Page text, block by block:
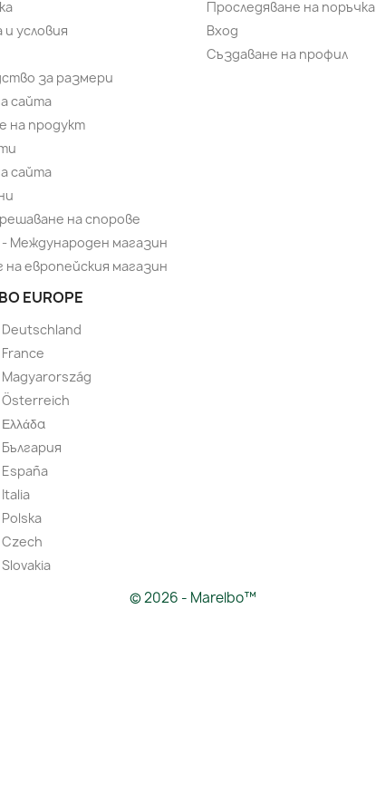
и условия
за размери
сайта
на продукт
сайта
на спорове
- Международен магазин
на европейския магазин
EUROPE
Österreich
Проследяване на поръчка
Вход
Създаване на профил
© 2026 - Marelbo™